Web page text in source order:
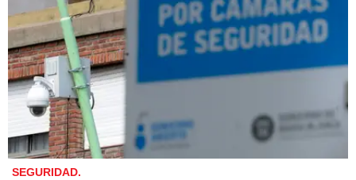
SEGURIDAD.